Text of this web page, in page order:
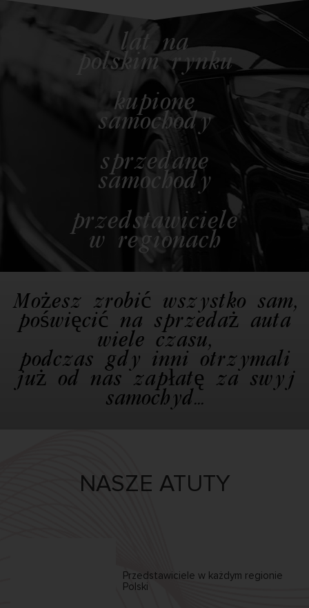
lat na
polskim rynku
kupione
samochody
sprzedane
samochody
przedstawiciele
w regionach
Możesz zrobić wszystko sam,
poświęcić na sprzedaż auta
wiele czasu,
podczas gdy inni otrzymali
już od nas zapłatę za swój
samochód...
NASZE ATUTY
Przedstawiciele w każdym regionie
Polski